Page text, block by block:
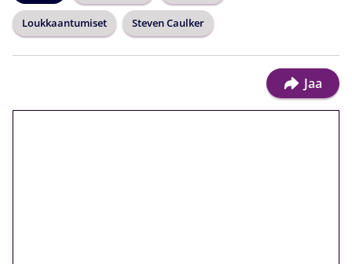
Loukkaantumiset Steven Caulker
Jaa